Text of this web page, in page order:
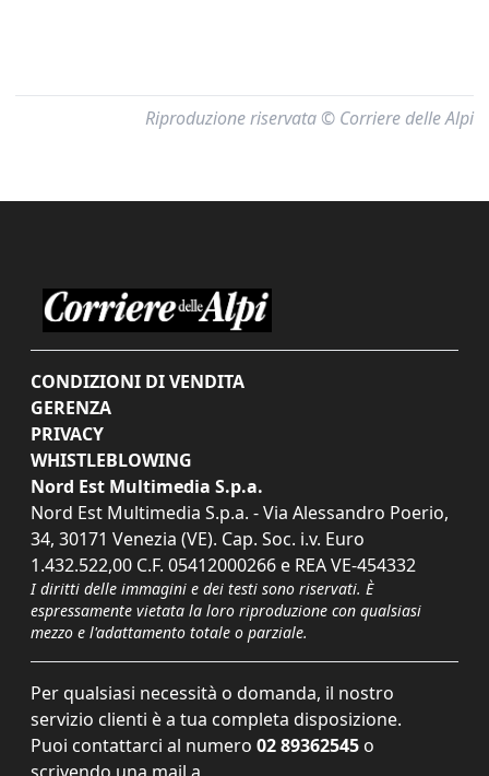
Riproduzione riservata © Corriere delle Alpi
CONDIZIONI DI VENDITA
GERENZA
PRIVACY
WHISTLEBLOWING
Nord Est Multimedia S.p.a.
Nord Est Multimedia S.p.a. - Via Alessandro Poerio,
34, 30171 Venezia (VE). Cap. Soc. i.v. Euro
1.432.522,00 C.F. 05412000266 e REA VE-454332
I diritti delle immagini e dei testi sono riservati. È
espressamente vietata la loro riproduzione con qualsiasi
mezzo e l'adattamento totale o parziale.
Per qualsiasi necessità o domanda, il nostro
servizio clienti è a tua completa disposizione.
Puoi contattarci al numero 02 89362545 o